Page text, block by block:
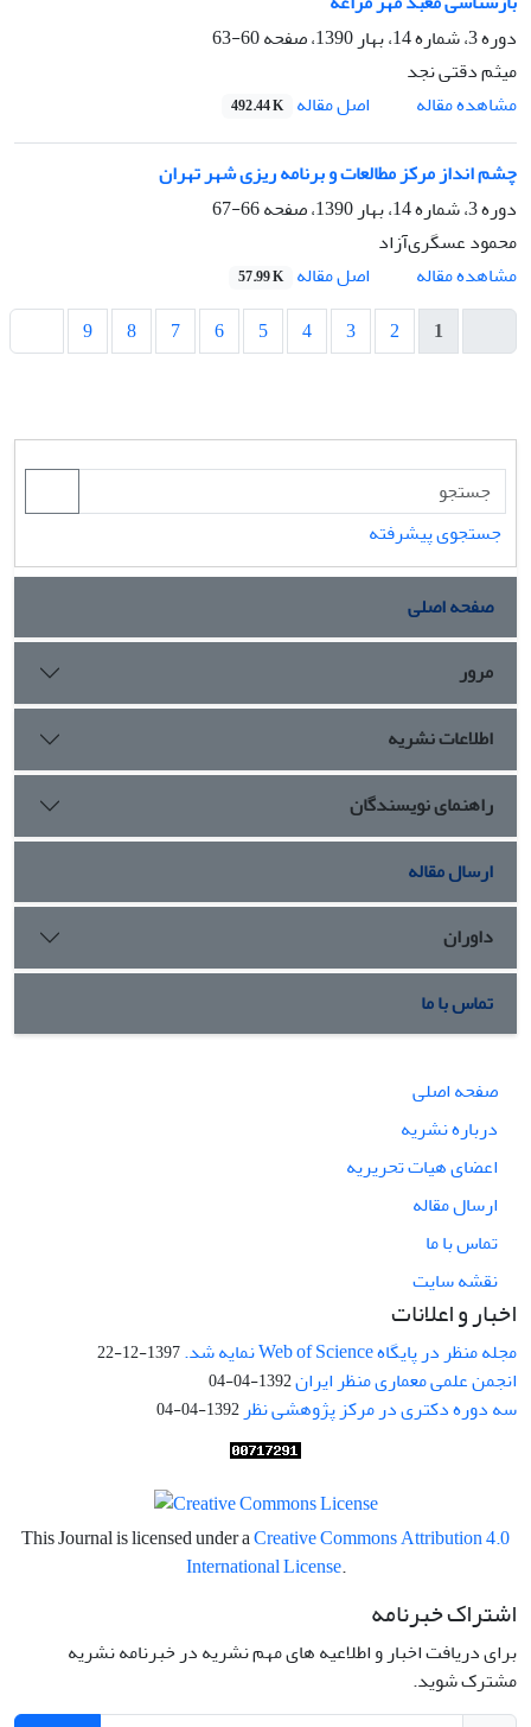
دوره 3، شماره 14، بهار 1390، صفحه
60-63
میثم دقتی نجد
مشاهده مقاله
اصل مقاله 492.44 K
چشم انداز مرکز مطالعات و برنامه ریزی شهر تهران
دوره 3، شماره 14، بهار 1390، صفحه
66-67
محمود عسگری‌آزاد
مشاهده مقاله
اصل مقاله 57.99 K
1
2
3
4
5
6
7
8
9
جستجوی پیشرفته
صفحه اصلی
مرور
اطلاعات نشریه
راهنمای نویسندگان
ارسال مقاله
داوران
تماس با ما
صفحه اصلی
درباره نشریه
اعضای هیات تحریریه
ارسال مقاله
تماس با ما
نقشه سایت
اخبار و اعلانات
مجله منظر در پایگاه Web of Science نمایه شد. 1397-12-22
انجمن علمی معماری منظر ایران1392-04-04
سه دوره دکتری در مرکز پژوهشی نظر 1392-04-04
This Journal is licensed under aCreative Commons Attribution 4.0
International License.
اشتراک خبرنامه
برای دریافت اخبار و اطلاعیه های مهم نشریه در خبرنامه نشریه
مشترک شوید.